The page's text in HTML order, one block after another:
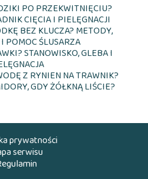
PO PRZEKWITNIĘCIU?
CIĘCIA I PIELĘGNACJI
BEZ KLUCZA? METODY,
POMOC ŚLUSARZA
STANOWISKO, GLEBA I
Z RYNIEN NA TRAWNIK?
GDY ŻÓŁKNĄ LIŚCIE?
prywatności
serwisu